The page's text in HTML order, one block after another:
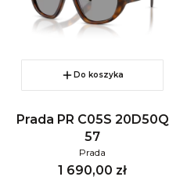
Do koszyka
Prada PR C05S 20D50Q
57
Prada
Cena
1 690,00 zł